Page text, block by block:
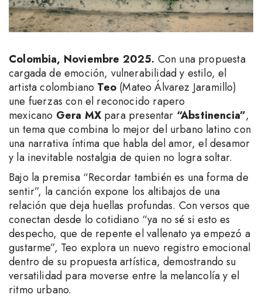
Colombia, Noviembre 2025. Con una propuesta
cargada de emoción, vulnerabilidad y estilo, el
artista colombiano Teo(Mateo Álvarez Jaramillo)
une fuerzas con el reconocido rapero
mexicano Gera MXpara presentar “Abstinencia”,
un tema que combina lo mejor del urbano latino con
una narrativa íntima que habla del amor, el desamor
y la inevitable nostalgia de quien no logra soltar.
Bajo la premisa “Recordar también es una forma de
sentir”, la canción expone los altibajos de una
relación que deja huellas profundas. Con versos que
conectan desde lo cotidiano “ya no sé si esto es
despecho, que de repente el vallenato ya empezó a
gustarme”, Teo explora un nuevo registro emocional
dentro de su propuesta artística, demostrando su
versatilidad para moverse entre la melancolía y el
ritmo urbano.